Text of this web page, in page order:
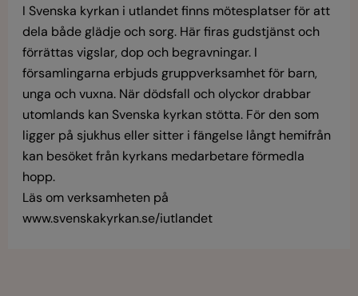
I Svenska kyrkan i utlandet finns mötesplatser för att
dela både glädje och sorg. Här firas gudstjänst och
förrättas vigslar, dop och begravningar. I
församlingarna erbjuds gruppverksamhet för barn,
unga och vuxna. När dödsfall och olyckor drabbar
utomlands kan Svenska kyrkan stötta. För den som
ligger på sjukhus eller sitter i fängelse långt hemifrån
kan besöket från kyrkans medarbetare förmedla
hopp.
Läs om verksamheten på
www.svenskakyrkan.se/iutlandet